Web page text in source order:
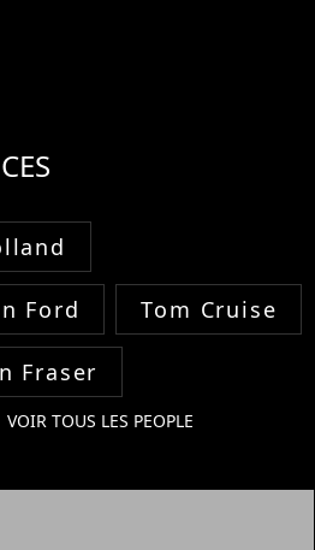
Ford Tom Cruise
Fraser
VOIR TOUS LES PEOPLE